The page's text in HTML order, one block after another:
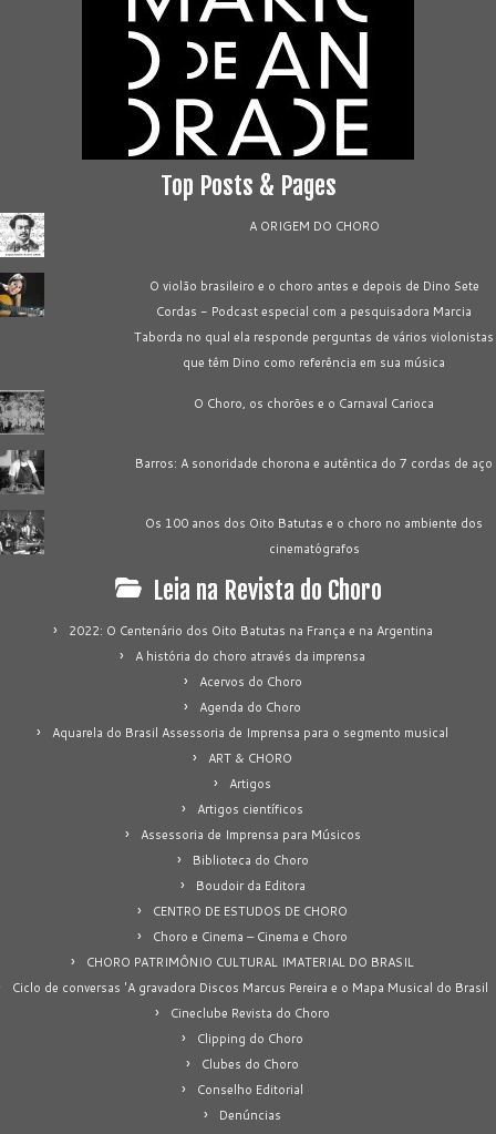
Top Posts & Pages
A ORIGEM DO CHORO
O violão brasileiro e o choro antes e depois de Dino Sete
Cordas - Podcast especial com a pesquisadora Marcia
Taborda no qual ela responde perguntas de vários violonistas
que têm Dino como referência em sua música
O Choro, os chorões e o Carnaval Carioca
Barros: A sonoridade chorona e autêntica do 7 cordas de aço
Os 100 anos dos Oito Batutas e o choro no ambiente dos
cinematógrafos
Leia na Revista do Choro
2022: O Centenário dos Oito Batutas na França e na Argentina
A história do choro através da imprensa
Acervos do Choro
Agenda do Choro
Aquarela do Brasil Assessoria de Imprensa para o segmento musical
ART & CHORO
Artigos
Artigos científicos
Assessoria de Imprensa para Músicos
Biblioteca do Choro
Boudoir da Editora
CENTRO DE ESTUDOS DE CHORO
Choro e Cinema – Cinema e Choro
CHORO PATRIMÔNIO CULTURAL IMATERIAL DO BRASIL
Ciclo de conversas 'A gravadora Discos Marcus Pereira e o Mapa Musical do Brasil
Cineclube Revista do Choro
Clipping do Choro
Clubes do Choro
Conselho Editorial
Denúncias